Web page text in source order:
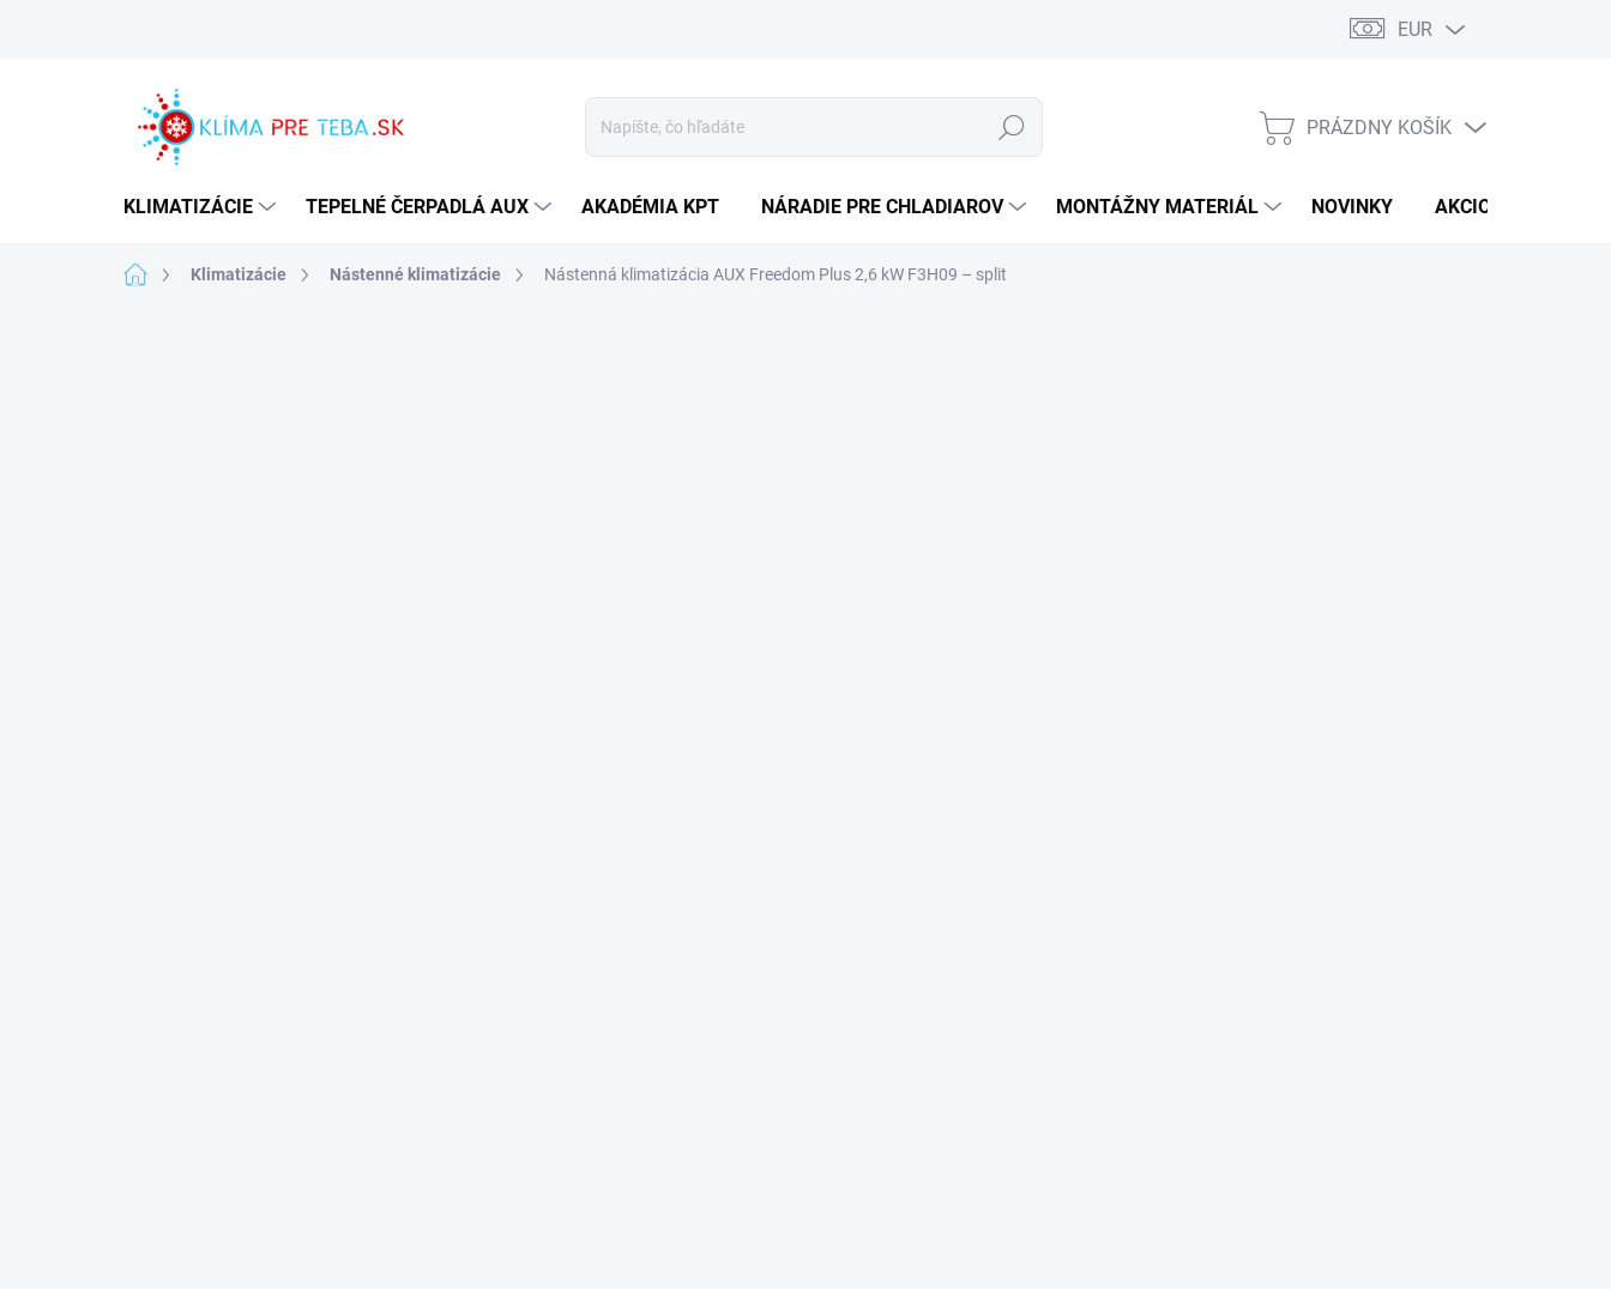
EUR
Hľadať
NÁKUPNÝ
PRÁZDNY KOŠÍK
KLIMATIZÁCIE TEPELNÉ ČERPADLÁ AUX AKADÉMIA KPT NÁRADIE PRE CHLADIAROV MONTÁŽNY MATERIÁL NOVINKY AKCIOVÁ PONUKA
DomovKlimatizácie Nástenné klimatizácie Nástenná klimatizácia AUX Freedom Plus 2,6 kW F3H09 – split